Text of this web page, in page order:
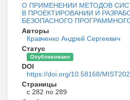
О ПРИМЕНЕНИИ МЕТОДОВ
В ПРОЕКТИРОВАНИИ И
БЕЗОПАСНОГО
Авторы
Кравченко Андрей Сергеевич
Статус
Опубликовано
DOI
https://doi.org/10.58168/
Страницы
с 282 по 289